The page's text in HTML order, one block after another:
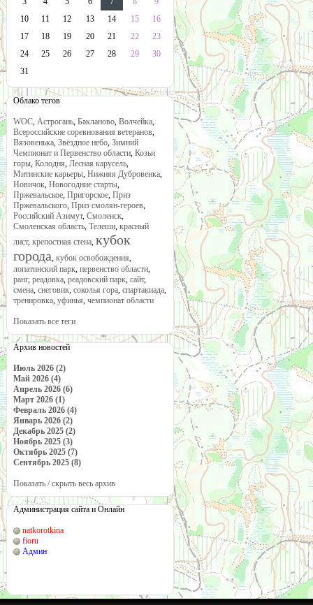
10
11 12 13 14 15
16
17
18 19 20 21 22
23
24
25 26 27 28 29
30
31
Облако тегов
WOC, Астрогань, Бакланово, Волчейка,
Всероссийские соревнования ветеранов,
Вязовенька, Звёздное небо, Зимний
Чемпионат и Первенство области, Козьи
горы, Колодня, Лесная карусель,
Митинские карьеры, Нижняя Дубровенка,
Новичок, Новогодние старты,
Пржевальское, Пригорское, Приз
Пржевальского, Приз смолян-героев,
Российский Азимут, Смоленск,
Смоленская область, Телеши, красный
лист, крепостная стена, кубок
города, кубок освобождения,
лопатинский парк, первенство области,
ранг, реадовка, реадовский парк, сайт,
смена, снеговик, соколья гора, спартакиада,
тренировка, уфинья, чемпионат области
Показать все теги
Архив новостей
Июль 2026 (2)
Май 2026 (4)
Апрель 2026 (6)
Март 2026 (1)
Февраль 2026 (4)
Январь 2026 (2)
Декабрь 2025 (2)
Ноябрь 2025 (3)
Октябрь 2025 (7)
Сентябрь 2025 (8)
Показать / скрыть весь архив
Администрация сайта и Онлайн
natkorotkina
fioru
Админ